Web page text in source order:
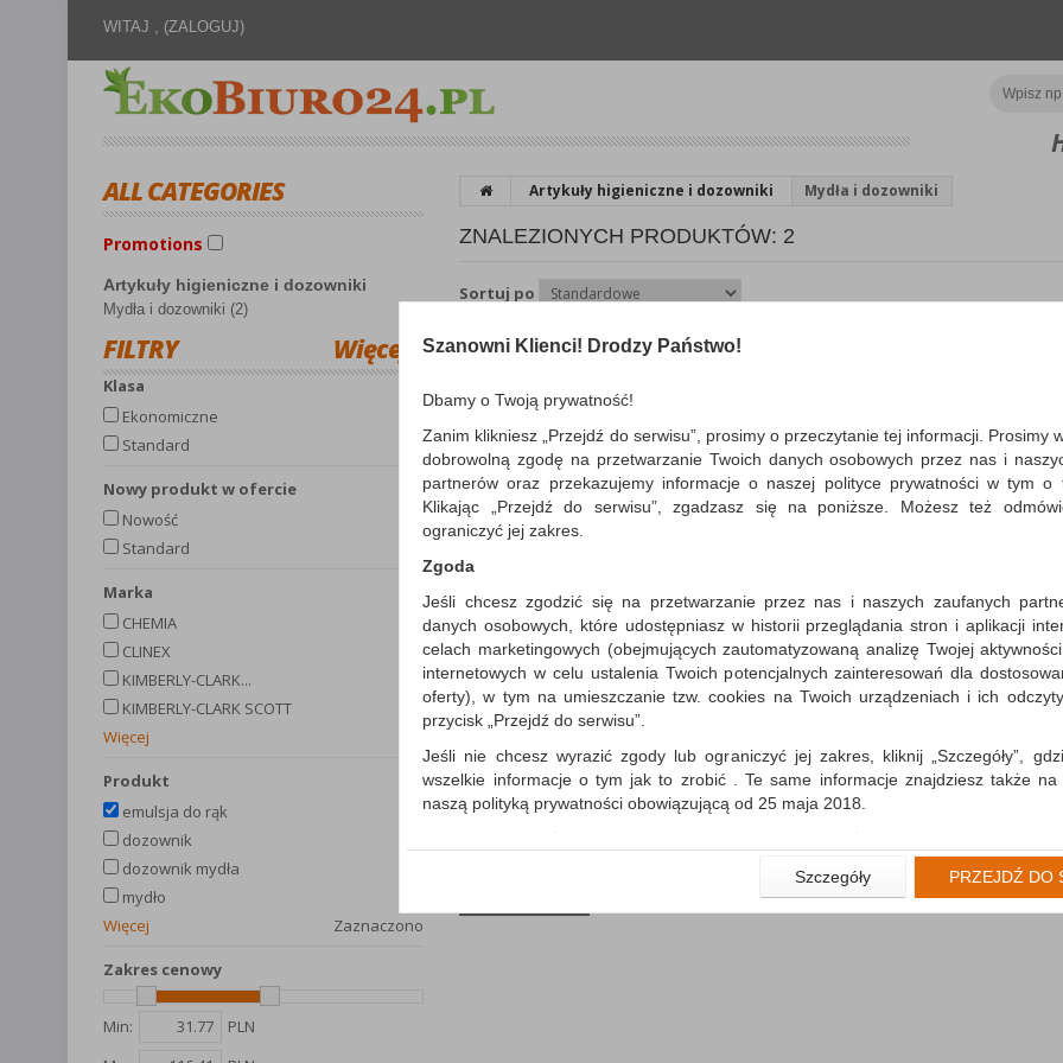
WITAJ , (ZALOGUJ)
ALL CATEGORIES
Promotions
Artykuły higieniczne i dozowniki
Mydła i dozowniki (2)
FILTRY Więcej
Klasa
Ekonomiczne
Standard
Nowy produkt w ofercie
Nowość
Standard
Marka
CHEMIA
CLINEX
KIMBERLY-CLARK...
KIMBERLY-CLARK SCOTT
Więcej
produkt
emulsja do rąk
dozownik
dozownik mydła
mydło
Więcej
Zaznaczono
Zakres cenowy
Min:
PLN
Artykuły higieniczne i dozowniki Mydła i dozowniki
ZNALEZIONYCH PRODUKTÓW: 2
Sortuj po
do stosowania...
Dostępność: 3 dni
Emulsja do mycia rąk
PERMATEX 3,78L
wysokiej jakości emulsja do mycia
zabrudzonych rąk bez konieczności
do stosowania...
Szanowni Klienci! Drodzy Państwo!
Dbamy o Twoją prywatność!
Zanim klikniesz „Przejdź do serwisu”, prosimy o przeczytanie tej informacji. Prosimy
dobrowolną zgodę na przetwarzanie Twoich danych osobowych przez nas i
partnerów oraz przekazujemy informacje o naszej polityce prywatności w tym o
Klikając „Przejdź do serwisu”, zgadzasz się na poniższe. Możesz też
ograniczyć jej zakres.
Zgoda
Jeśli chcesz zgodzić się na przetwarzanie przez nas i naszych zaufanych
danych osobowych, które udostępniasz w historii przeglądania stron i aplikacji
celach marketingowych (obejmujących zautomatyzowaną analizę Twojej
internetowych w celu ustalenia Twoich potencjalnych zainteresowań dla
oferty), w tym na umieszczanie tzw. cookies na Twoich urządzeniach i ich
przycisk „Przejdź do serwisu”.
Jeśli nie chcesz wyrazić zgody lub ograniczyć jej zakres, kliknij „Szczegóły”,
wszelkie informacje o tym jak to zrobić . Te same informacje znajdziesz także
naszą polityką prywatności obowiązującą od 25 maja 2018.
W przypadku użytkowników zalogowanych, aby umożliwić prawidłową
Państwem i związane z tym prawidłowe działanie naszej strony www, a w
wysłanie potwierdzenia zamówienia na Państwa email lub wyświetlenie Państwu
informacji o promocjach czy cenach indywidualnych, ważna jest Państwa
Szczegóły PRZEJDŹ DO